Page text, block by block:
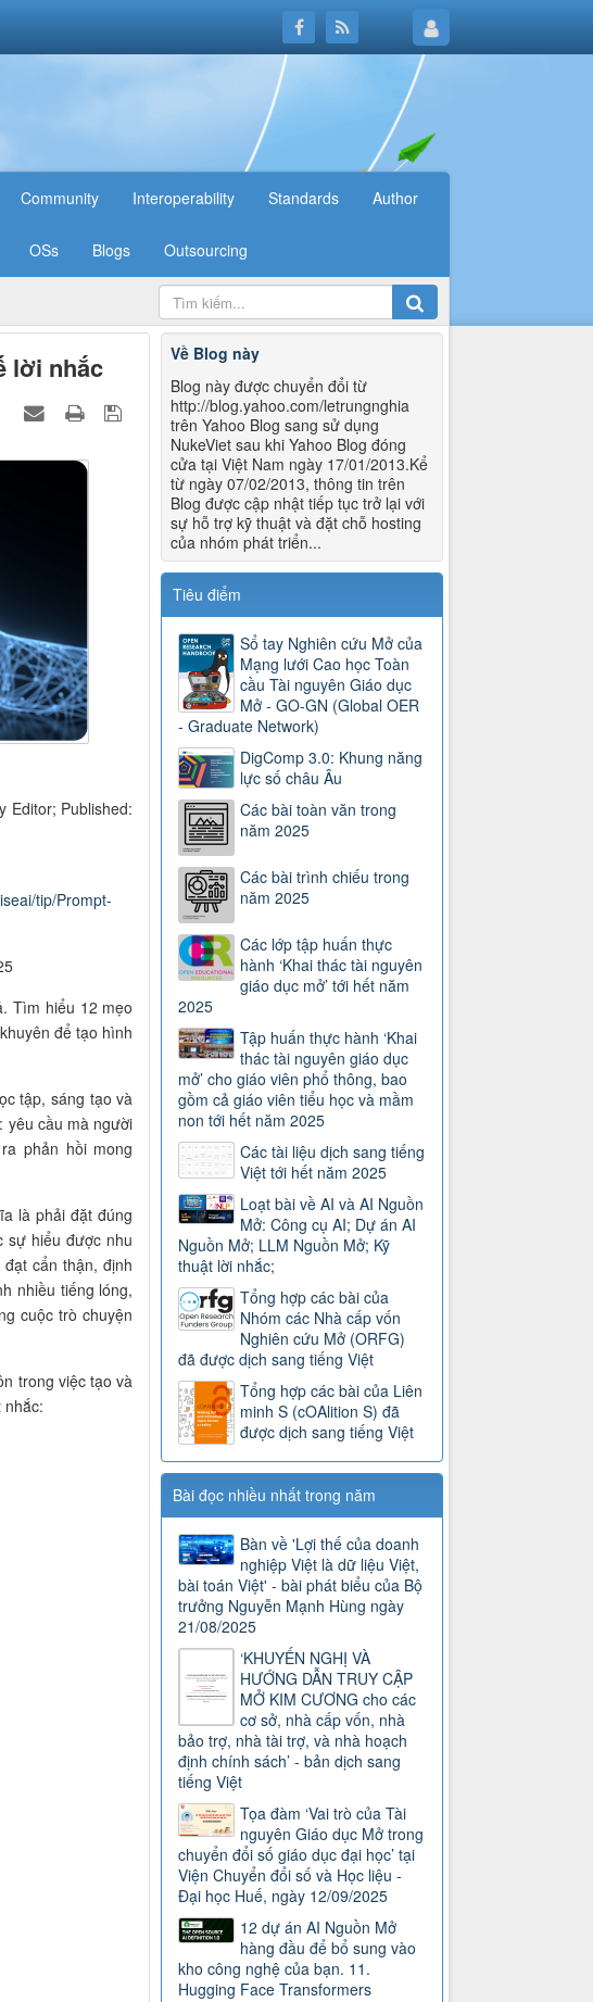
Community Interoperability Standards Author
OSs Blogs Outsourcing
lời nhắc
Editor; Published:
tip/Prompt-
Tìm hiểu 12 mẹo
để tạo hình
tập, sáng tạo và
yêu cầu mà người
phản hồi mong
là phải đặt đúng
sự hiểu được nhu
cẩn thận, định
nhiều tiếng lóng,
cuộc trò chuyện
trong việc tạo và
nhắc:
Về Blog này
Blog này được chuyển đổi từ
http://blog.yahoo.com/letrungnghia
trên Yahoo Blog sang sử dụng
NukeViet sau khi Yahoo Blog đóng
cửa tại Việt Nam ngày 17/01/2013.Kể
từ ngày 07/02/2013, thông tin trên
Blog được cập nhật tiếp tục trở lại với
sự hỗ trợ kỹ thuật và đặt chỗ hosting
của nhóm phát triển...
Tiêu điểm
Sổ tay Nghiên cứu Mở của
Mạng lưới Cao học Toàn
cầu Tài nguyên Giáo dục
Mở - GO-GN (Global OER
- Graduate Network)
DigComp 3.0: Khung năng
lực số châu Âu
Các bài toàn văn trong
năm 2025
Các bài trình chiếu trong
năm 2025
Các lớp tập huấn thực
hành ‘Khai thác tài nguyên
giáo dục mở’ tới hết năm
2025
Tập huấn thực hành ‘Khai
thác tài nguyên giáo dục
mở’ cho giáo viên phổ thông, bao
gồm cả giáo viên tiểu học và mầm
non tới hết năm 2025
Các tài liệu dịch sang tiếng
Việt tới hết năm 2025
Loạt bài về AI và AI Nguồn
Mở: Công cụ AI; Dự án AI
Nguồn Mở; LLM Nguồn Mở; Kỹ
thuật lời nhắc;
Tổng hợp các bài của
Nhóm các Nhà cấp vốn
Nghiên cứu Mở (ORFG)
đã được dịch sang tiếng Việt
Tổng hợp các bài của Liên
minh S (cOAlition S) đã
được dịch sang tiếng Việt
Bài đọc nhiều nhất trong năm
Bàn về 'Lợi thế của doanh
nghiệp Việt là dữ liệu Việt,
bài toán Việt' - bài phát biểu của Bộ
trưởng Nguyễn Mạnh Hùng ngày
21/08/2025
‘KHUYẾN NGHỊ VÀ
HƯỚNG DẪN TRUY CẬP
MỞ KIM CƯƠNG cho các
cơ sở, nhà cấp vốn, nhà
bảo trợ, nhà tài trợ, và nhà hoạch
định chính sách’ - bản dịch sang
tiếng Việt
Tọa đàm ‘Vai trò của Tài
nguyên Giáo dục Mở trong
chuyển đổi số giáo dục đại học’ tại
Viện Chuyển đổi số và Học liệu -
Đại học Huế, ngày 12/09/2025
12 dự án AI Nguồn Mở
hàng đầu để bổ sung vào
kho công nghệ của bạn. 11.
Hugging Face Transformers